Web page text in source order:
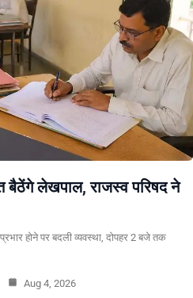
बैठेंगे लेखपाल, राजस्व परिषद ने
होने पर बदली व्यवस्था, दोपहर 2 बजे तक
Aug 4, 2026